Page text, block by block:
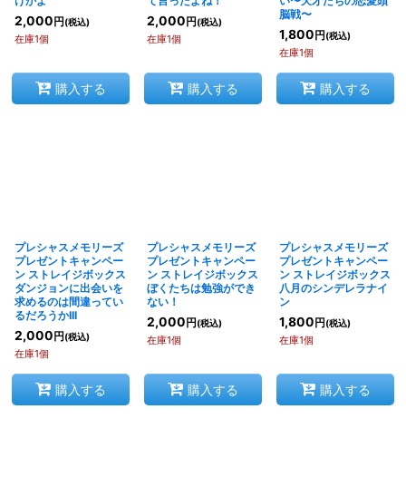
2,000 円 (税込)
在庫1個
購入する
2,000 円 (税込)
在庫1個
購入する
脳戦〜
1,800 円 (税込)
在庫1個
購入する
プレシャスメモリーズ
プレゼントキャンペー
ン ストレイジボックス
ダンジョンに出会いを
求めるのは間違ってい
るだろうかIII
2,000 円 (税込)
在庫1個
購入する
プレシャスメモリーズ
プレゼントキャンペー
ン ストレイジボックス
ぼくたちは勉強ができ
ない！
2,000 円 (税込)
在庫1個
購入する
プレシャスメモリーズ
プレゼントキャンペー
ン ストレイジボックス
八月のシンデレラナイ
ン
1,800 円 (税込)
在庫1個
購入する